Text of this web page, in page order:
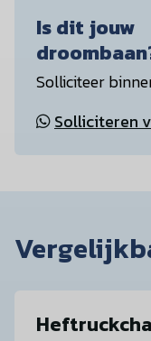
Is dit jouw
Solliciteer
Solliciteren